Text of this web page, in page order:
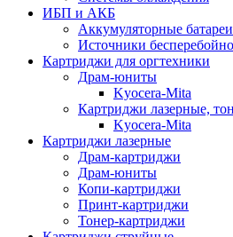
ИБП и АКБ
Аккумуляторные батареи
Источники
Картриджи для оргтехники
Драм-юниты
Kyocera-Mita
Картриджи лазерные,
Kyocera-Mita
Картриджи лазерные
Драм-картриджи
Драм-юниты
Копи-картриджи
Принт-картриджи
Тонер-картриджи